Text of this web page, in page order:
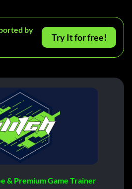
by
Try It for free!
& Premium Game Trainer